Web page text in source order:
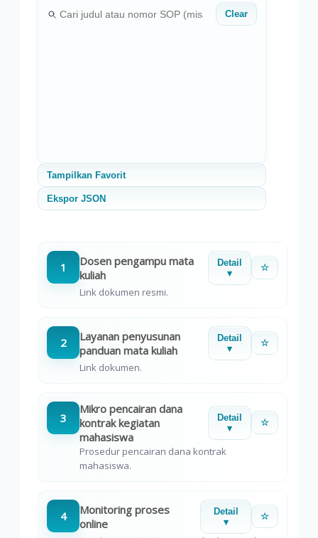
Clear
Tampilkan Favorit
Ekspor JSON
1
Dosen pengampu mata
kuliah
Detail
▾
☆
Link dokumen resmi.
2
Layanan penyusunan
panduan mata kuliah
Detail
▾
☆
Link dokumen.
3
Mikro pencairan dana
kontrak kegiatan
mahasiswa
Detail
▾
☆
Prosedur pencairan dana kontrak
mahasiswa.
4
Monitoring proses
online
Detail
▾
☆